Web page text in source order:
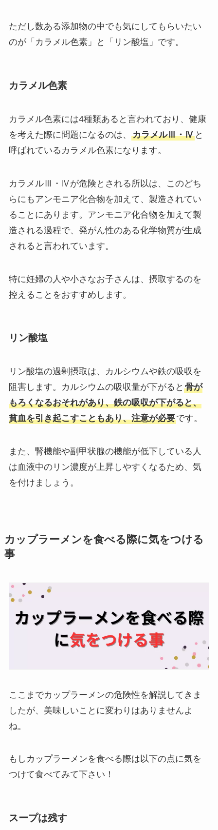
ただし数ある添加物の中でも気にしてもらいたい
のが「カラメル色素」と「リン酸塩」です。
カラメル色素
カラメル色素には4種類あると言われており、健康
を考えた際に問題になるのは、 カラメルⅢ・Ⅳと
呼ばれているカラメル色素になります。
カラメルⅢ・Ⅳが危険とされる所以は、このどち
らにもアンモニア化合物を加えて、製造されてい
ることにあります。アンモニア化合物を加えて製
造される過程で、発がん性のある化学物質が生成
されると言われています。
特に妊婦の人や小さなお子さんは、摂取するのを
控えることをおすすめします。
リン酸塩
リン酸塩の過剰摂取は、カルシウムや鉄の吸収を
阻害します。カルシウムの吸収量が下がると 骨が
もろくなるおそれがあり、鉄の吸収が下がると、
貧血を引き起こすこともあり、注意が必要です。
また、腎機能や副甲状腺の機能が低下している人
は血液中のリン濃度が上昇しやすくなるため、気
を付けましょう。
カップラーメンを食べる際に気をつける
事
ここまでカップラーメンの危険性を解説してきま
したが、美味しいことに変わりはありませんよ
ね。
もしカップラーメンを食べる際は以下の点に気を
つけて食べてみて下さい！
スープは残す